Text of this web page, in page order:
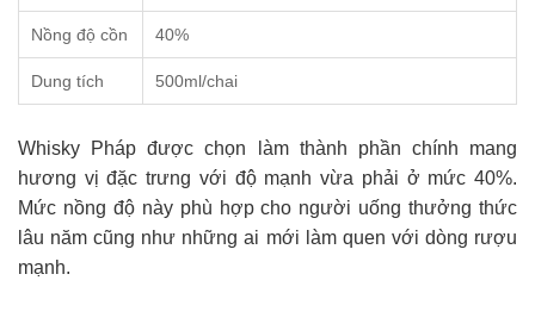
Nồng độ cồn 40%
Dung tích 500ml/chai
Whisky Pháp được chọn làm thành phần chính mang
hương vị đặc trưng với độ mạnh vừa phải ở mức 40%.
Mức nồng độ này phù hợp cho người uống thưởng thức
lâu năm cũng như những ai mới làm quen với dòng rượu
mạnh.